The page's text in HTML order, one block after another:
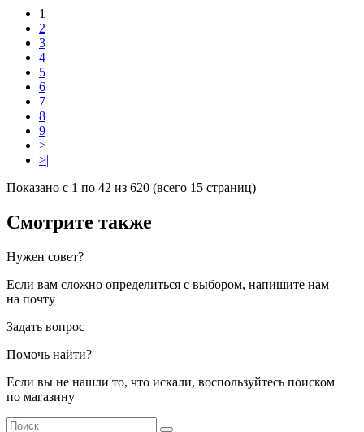
1
2
3
4
5
6
7
8
9
>
>|
Показано с 1 по 42 из 620 (всего 15 страниц)
Смотрите также
Нужен совет?
Если вам сложно определиться с выбором, напишите нам
на почту
Задать вопрос
Помочь найти?
Если вы не нашли то, что искали, воспользуйтесь поиском
по магазину